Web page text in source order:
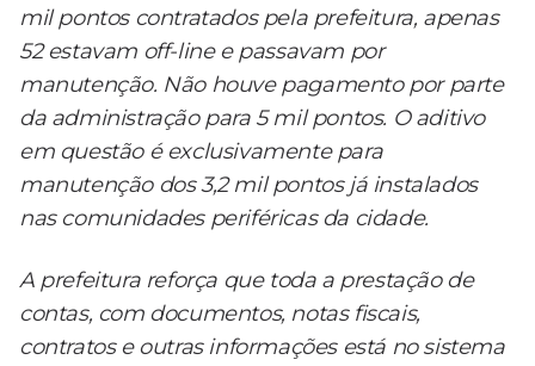
mil pontos contratados pela prefeitura, apenas
52 estavam off-line e passavam por
manutenção. Não houve pagamento por parte
da administração para 5 mil pontos. O aditivo
em questão é exclusivamente para
manutenção dos 3,2 mil pontos já instalados
nas comunidades periféricas da cidade.
A prefeitura reforça que toda a prestação de
contas, com documentos, notas fiscais,
contratos e outras informações está no sistema